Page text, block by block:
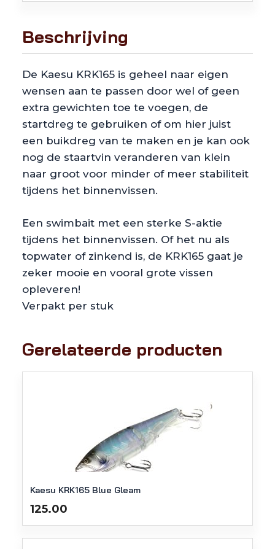
Beschrijving
De Kaesu KRK165 is geheel naar eigen
wensen aan te passen door wel of geen
extra gewichten toe te voegen, de
startdreg te gebruiken of om hier juist
een buikdreg van te maken en je kan ook
nog de staartvin veranderen van klein
naar groot voor minder of meer stabiliteit
tijdens het binnenvissen.
Een swimbait met een sterke S-aktie
tijdens het binnenvissen. Of het nu als
topwater of zinkend is, de KRK165 gaat je
zeker mooie en vooral grote vissen
opleveren!
Verpakt per stuk
Gerelateerde producten
Kaesu KRK165 Blue Gleam
125.00